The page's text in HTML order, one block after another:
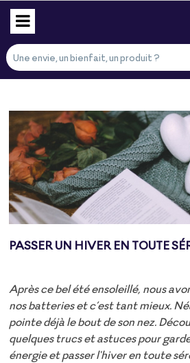
PASSER UN HIVER EN TOUTE
Après ce bel été ensoleillé, nous
nos batteries et c’est tant mieux.
pointe déjà le bout de son nez.
quelques trucs et astuces pour
énergie et passer l'hiver en toute